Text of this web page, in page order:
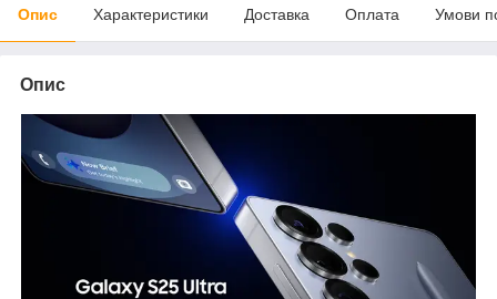
Опис Характеристики Доставка Оплата Умови
Опис